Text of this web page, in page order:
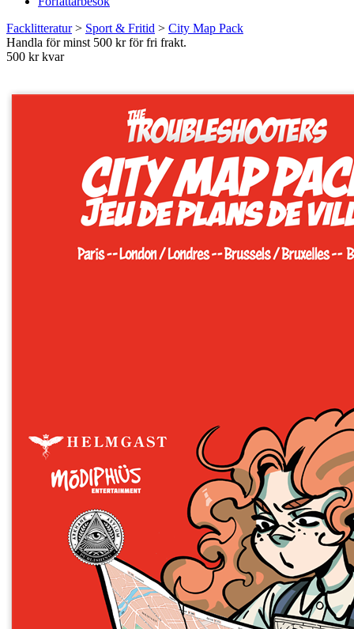
Facklitteratur> Sport & Fritid > City Map Pack
Handla för minst 500 kr för fri frakt.
500 kr kvar